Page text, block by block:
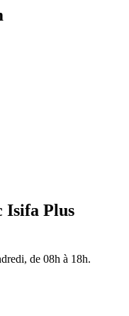
Isifa Plus
de 08h à 18h.